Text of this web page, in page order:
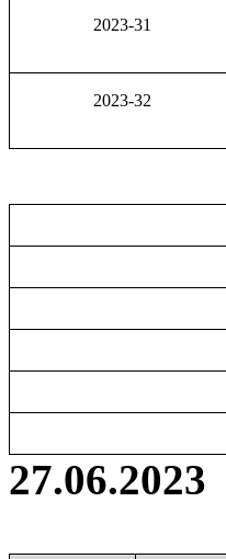
2023-31
2023-32
27.06.2023